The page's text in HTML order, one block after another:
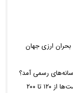
بحران ارزی جهان
رسمی آمد؟
بازار لپ‌ تاپ‌ های اقتصادی در مرداد ۱۴۰۵/ بررسی قیمت‌ها از ۱۲۰ تا ۲۰۰